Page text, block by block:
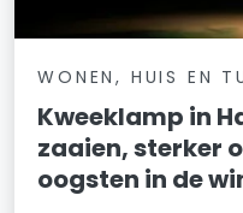
WONEN, HUIS EN
Kweeklamp in
zaaien, sterker
oogsten in de